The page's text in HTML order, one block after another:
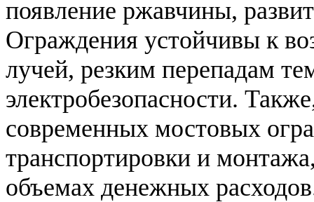
появление ржавчины,
Ограждения устойчивы к
лучей, резким перепадам
электробезопасности.
современных мостовых
транспортировки и
объемах денежных